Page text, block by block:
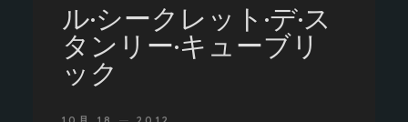
ル·シークレット·デ·ス
タンリー·キューブリ
ック